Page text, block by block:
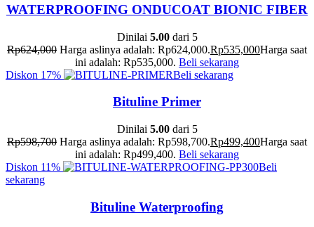
WATERPROOFING ONDUCOAT BIONIC FIBER
Dinilai 5.00dari 5
Rp624,000 Harga aslinya adalah: Rp624,000.Rp535,000Harga saat
ini adalah: Rp535,000. Beli sekarang
Diskon 17% Beli sekarang
Bituline Primer
Dinilai 5.00dari 5
Rp598,700 Harga aslinya adalah: Rp598,700.Rp499,400Harga saat
ini adalah: Rp499,400. Beli sekarang
Diskon 11%
Beli
sekarang
Bituline Waterproofing